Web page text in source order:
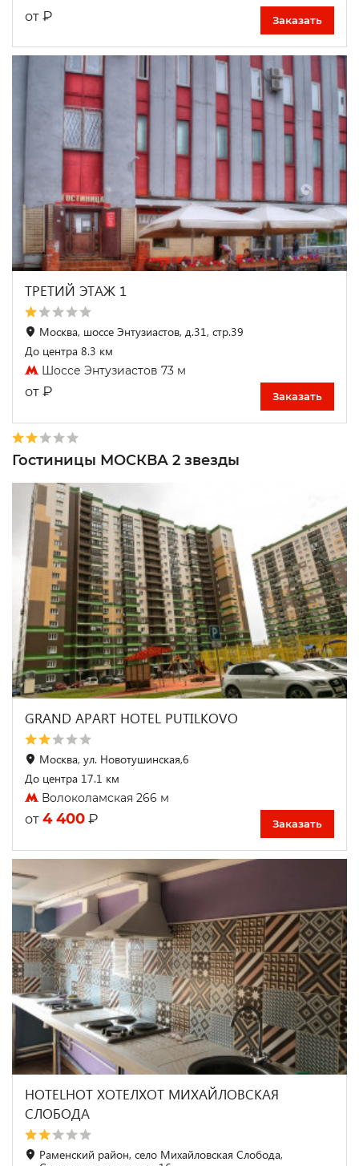
от ₽ Заказать
ТРЕТИЙ ЭТАЖ 1
Москва, шоссе Энтузиастов, д.31, стр.39
До центра 8.3 км
Шоссе Энтузиастов 73 м
от ₽ Заказать
Гостиницы МОСКВА 2 звезды
GRAND APART HOTEL PUTILKOVO
Москва, ул. Новотушинская,6
До центра 17.1 км
Волоколамская 266 м
от 4 400 ₽ Заказать
HOTELHOT ХОТЕЛХОТ МИХАЙЛОВСКАЯ
СЛОБОДА
Раменский район, село Михайловская Слобода,